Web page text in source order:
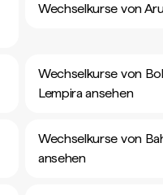
Wechselkurse von
Wechselkurse von
Lempira ansehen
Wechselkurse von
ansehen